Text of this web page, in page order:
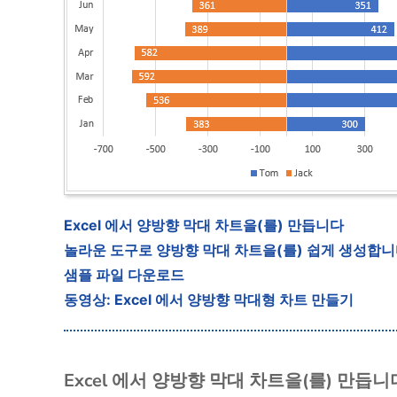
Excel 에서 양방향 막대 차트을(를) 만듭니다
놀라운 도구로 양방향 막대 차트을(를) 쉽게 생성합
샘플 파일 다운로드
동영상: Excel 에서 양방향 막대형 차트 만들기
Excel 에서 양방향 막대 차트을(를) 만듭니